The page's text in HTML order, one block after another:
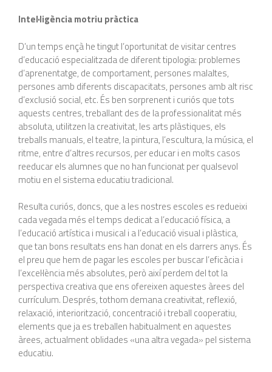
Intel·ligència motriu pràctica
D’un temps ençà he tingut l’oportunitat de visitar centres
d’educació especialitzada de diferent tipologia: problemes
d’aprenentatge, de comportament, persones malaltes,
persones amb diferents discapacitats, persones amb alt risc
d’exclusió social, etc. És ben sorprenent i curiós que tots
aquests centres, treballant des de la professionalitat més
absoluta, utilitzen la creativitat, les arts plàstiques, els
treballs manuals, el teatre, la pintura, l’escultura, la música, el
ritme, entre d’altres recursos, per educar i en molts casos
reeducar els alumnes que no han funcionat per qualsevol
motiu en el sistema educatiu tradicional.
Resulta curiós, doncs, que a les nostres escoles es redueixi
cada vegada més el temps dedicat a l’educació física, a
l’educació artística i musical i a l’educació visual i plàstica,
que tan bons resultats ens han donat en els darrers anys. És
el preu que hem de pagar les escoles per buscar l’eficàcia i
l’excel·lència més absolutes, però així perdem del tot la
perspectiva creativa que ens ofereixen aquestes àrees del
currículum. Després, tothom demana creativitat, reflexió,
relaxació, interiorització, concentració i treball cooperatiu,
elements que ja es treballen habitualment en aquestes
àrees, actualment oblidades «una altra vegada» pel sistema
educatiu.